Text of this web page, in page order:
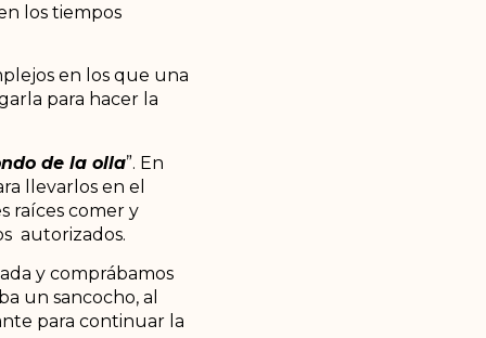
los tiempos
en los que una
para hacer la
de la olla”. En
llevarlos en el
raíces comer y
autorizados.
y comprábamos
un sancocho, al
para continuar la